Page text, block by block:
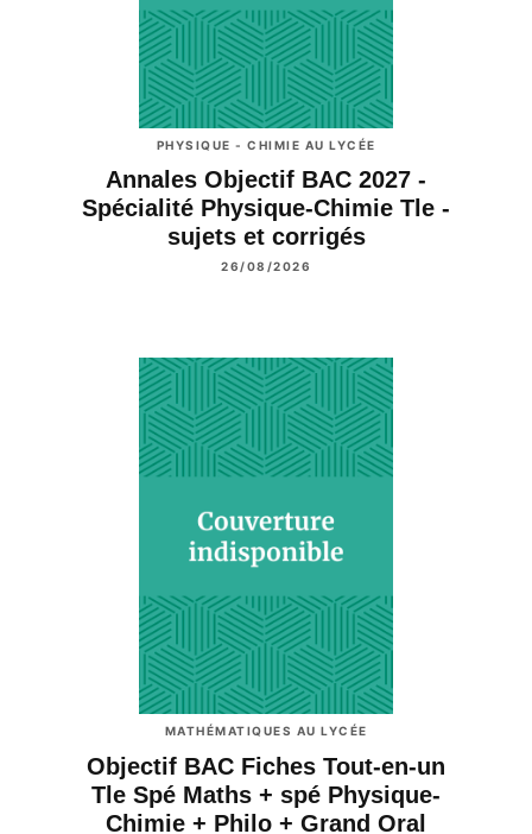
PHYSIQUE - CHIMIE AU LYCÉE
Annales Objectif BAC 2027 -
Spécialité Physique-Chimie Tle -
sujets et corrigés
26/08/2026
MATHÉMATIQUES AU LYCÉE
Objectif BAC Fiches Tout-en-un
Tle Spé Maths + spé Physique-
Chimie + Philo + Grand Oral